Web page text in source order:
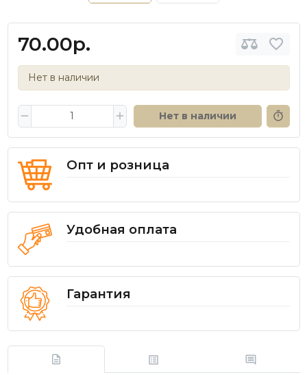
70.00р.
Нет в наличии
Нет в наличии
Опт и розница
Удобная оплата
Гарантия